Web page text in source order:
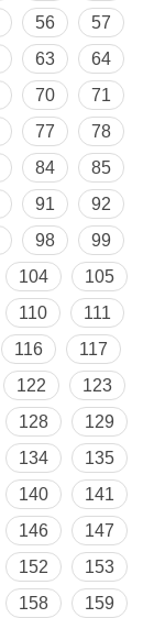
56
57
63
64
70
71
77
78
84
85
91
92
98
99
104
105
110
111
116
117
122
123
128
129
134
135
140
141
146
147
152
153
158
159